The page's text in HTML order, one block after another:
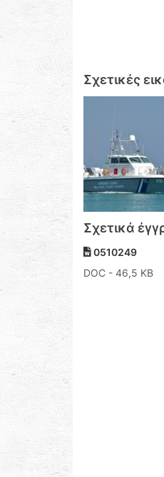
Σχετικές
Σχετικά
0510249
DOC - 46,5 KB